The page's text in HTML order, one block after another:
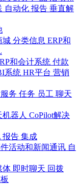
自动化 报告 垂直解
城 分类信息 ERP和
和会计系统 付款
系统 HR平台 营销
务 任务 员工 聊天
机器人 CoPilot解决
报告 集成
活动和新闻通讯 自
体 即时聊天 回拨